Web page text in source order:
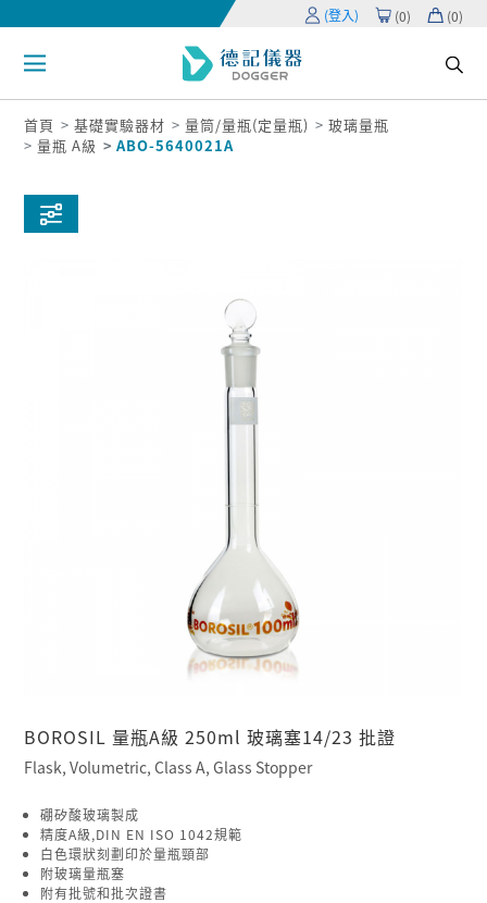
(登入) (0) (0)
首頁 基礎實驗器材 量筒/量瓶(定量瓶)
玻璃量瓶
量瓶 A級
ABO-5640021A
BOROSIL 量瓶A級 250ml 玻璃塞14/23 批證
Flask, Volumetric, Class A, Glass Stopper
硼矽酸玻璃製成
精度A級,DIN EN ISO 1042規範
白色環狀刻劃印於量瓶頸部
附玻璃量瓶塞
附有批號和批次證書